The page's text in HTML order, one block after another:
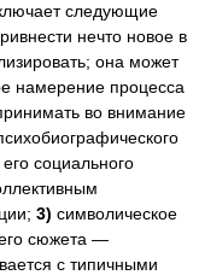
следующие
нечто новое в
она может
намерение процесса
во внимание
социального
3) символическое
сюжета —
с типичными